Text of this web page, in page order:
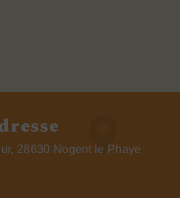
28630 Nogent le Phaye